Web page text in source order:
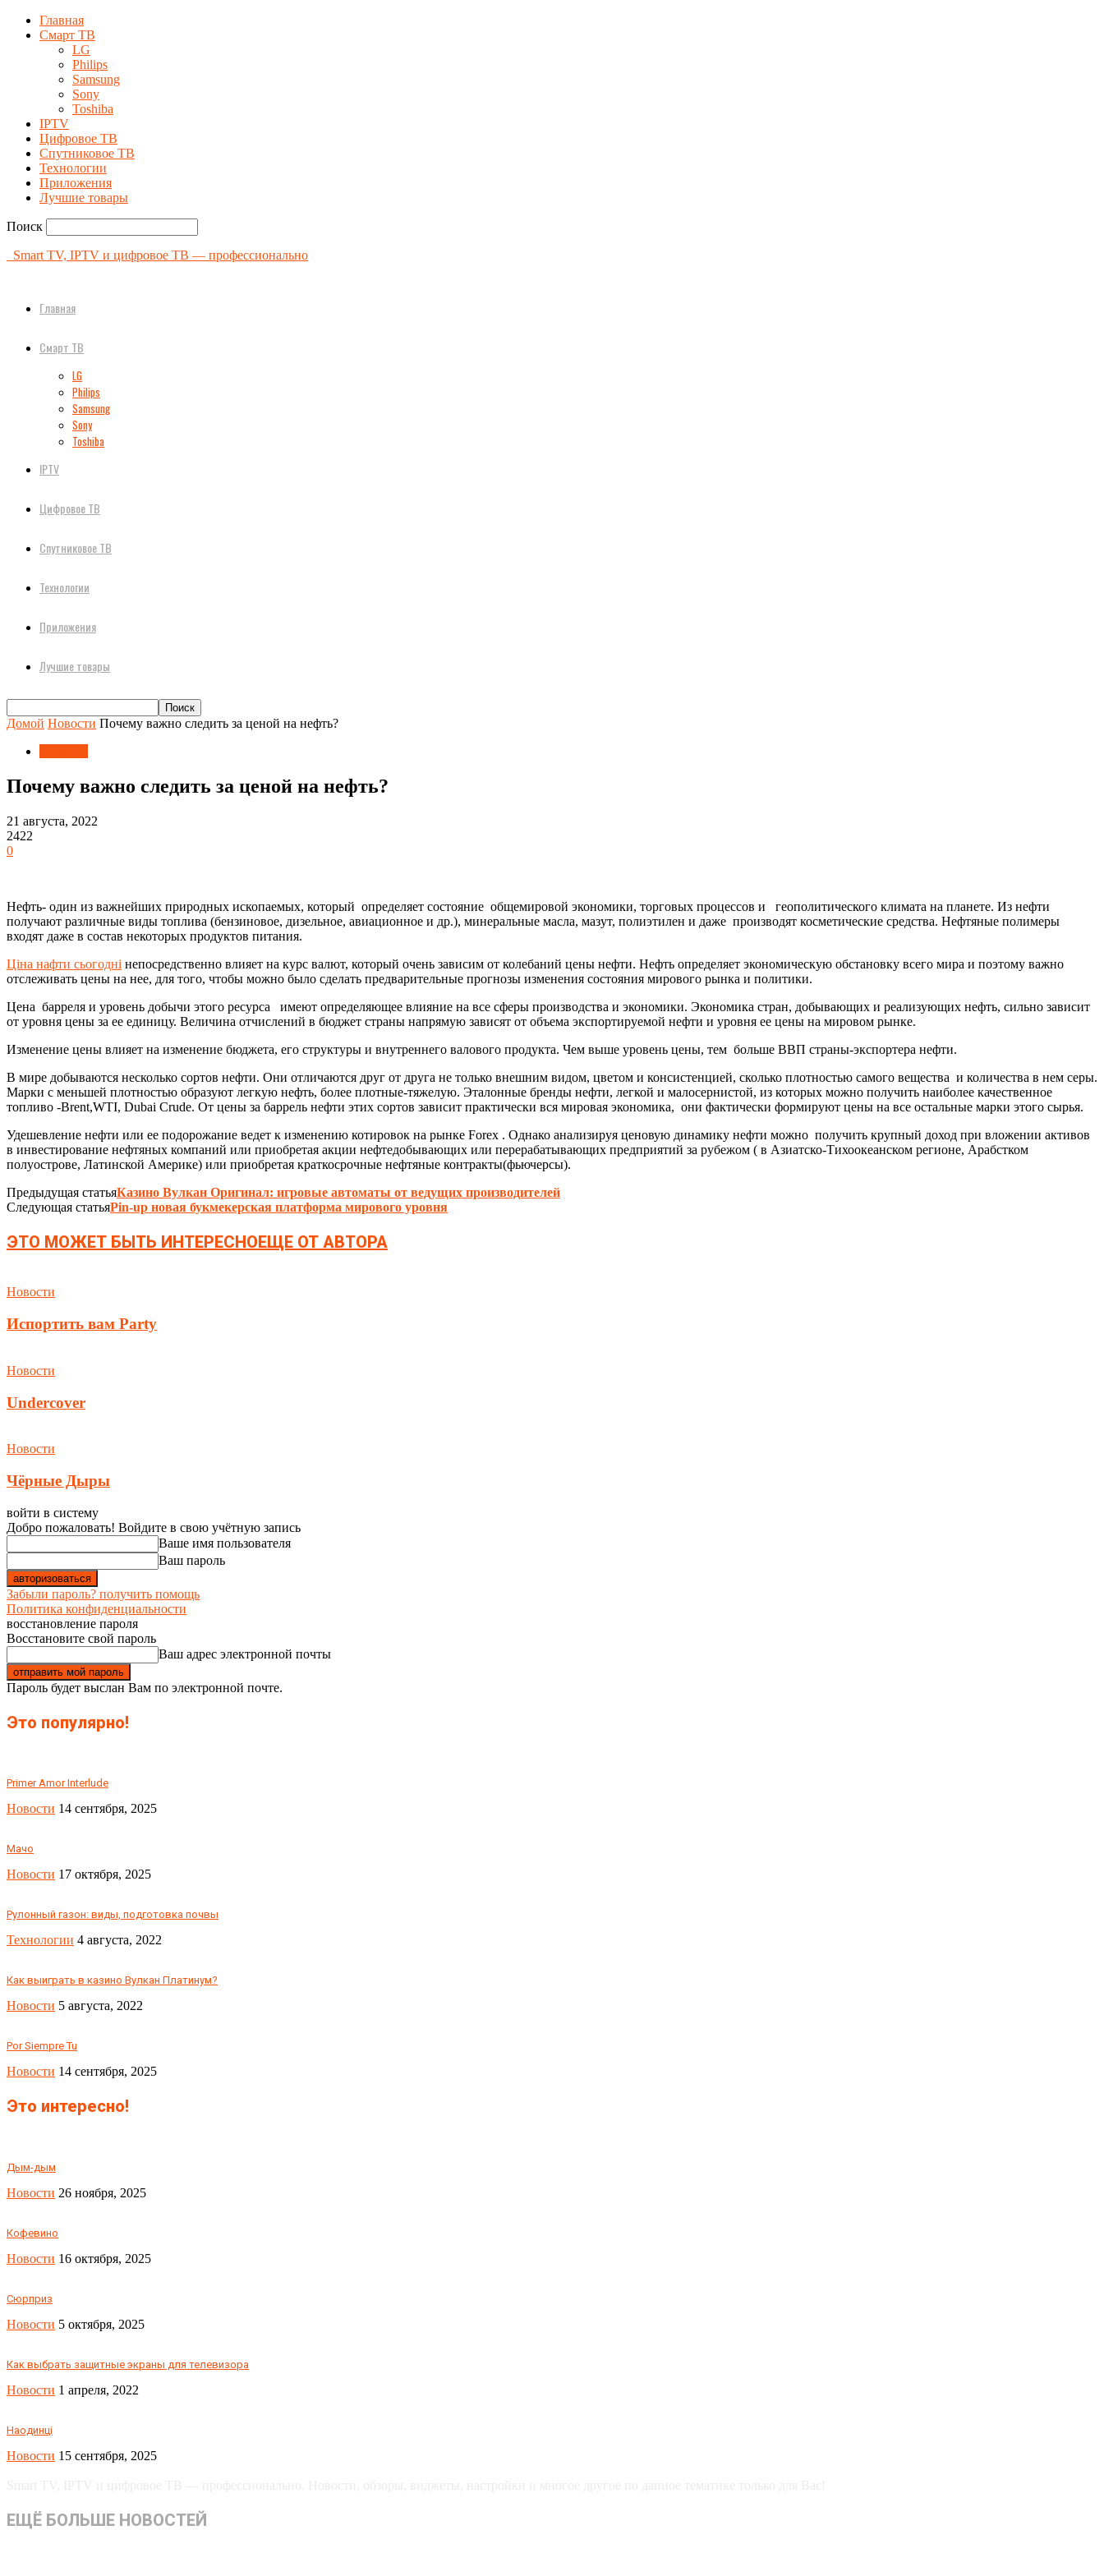
Главная
Смарт ТВ
LG
Philips
Samsung
Sony
Toshiba
IPTV
Цифровое ТВ
Спутниковое ТВ
Технологии
Приложения
Лучшие товары
Поиск
Smart TV, IPTV и цифровое ТВ — профессионально
Главная
Смарт ТВ
LG
Philips
Samsung
Sony
Toshiba
IPTV
Цифровое ТВ
Спутниковое ТВ
Технологии
Приложения
Лучшие товары
Домой Новости Почему важно следить за ценой на нефть?
Почему важно следить за ценой на нефть?
21 августа, 2022
2422
0
Нефть- один из важнейших природных ископаемых, который определяет состояние общемировой экономики, торговых процессов и геополитического климата на планете. Из нефти
получают различные виды топлива (бензиновое, дизельное, авиационное и др.), минеральные масла, мазут, полиэтилен и даже производят косметические средства. Нефтяные полимеры
входят даже в состав некоторых продуктов питания.
Ціна нафти сьогодні непосредственно влияет на курс валют, который очень зависим от колебаний цены нефти. Нефть определяет экономическую обстановку всего мира и поэтому важно
отслеживать цены на нее, для того, чтобы можно было сделать предварительные прогнозы изменения состояния мирового рынка и политики.
Цена барреля и уровень добычи этого ресурса имеют определяющее влияние на все сферы производства и экономики. Экономика стран, добывающих и реализующих нефть, сильно зависит
от уровня цены за ее единицу. Величина отчислений в бюджет страны напрямую зависят от объема экспортируемой нефти и уровня ее цены на мировом рынке.
Изменение цены влияет на изменение бюджета, его структуры и внутреннего валового продукта. Чем выше уровень цены, тем больше ВВП страны-экспортера нефти.
В мире добываются несколько сортов нефти. Они отличаются друг от друга не только внешним видом, цветом и консистенцией, сколько плотностью самого вещества и количества в нем серы.
Марки с меньшей плотностью образуют легкую нефть, более плотные-тяжелую. Эталонные бренды нефти, легкой и малосернистой, из которых можно получить наиболее качественное
топливо -Brent,WTI, Dubai Crude. От цены за баррель нефти этих сортов зависит практически вся мировая экономика, они фактически формируют цены на все остальные марки этого сырья.
Удешевление нефти или ее подорожание ведет к изменению котировок на рынке Forex . Однако анализируя ценовую динамику нефти можно получить крупный доход при вложении активов
в инвестирование нефтяных компаний или приобретая акции нефтедобывающих или перерабатывающих предприятий за рубежом ( в Азиатско-Тихоокеанском регионе, Арабстком
полуострове, Латинской Америке) или приобретая краткосрочные нефтяные контракты(фьючерсы).
Предыдущая статьяКазино Вулкан Оригинал: игровые автоматы от ведущих производителей
Следующая статьяPin-up новая букмекерская платформа мирового уровня
ЭТО МОЖЕТ БЫТЬ ИНТЕРЕСНОЕЩЕ ОТ АВТОРА
Новости
Испортить вам Party
Новости
Undercover
Новости
Чёрные Дыры
войти в систему
Добро пожаловать! Войдите в свою учётную запись
Ваше имя пользователя
Ваш пароль
Забыли пароль? получить помощь
Политика конфиденциальности
восстановление пароля
Восстановите свой пароль
Ваш адрес электронной почты
Пароль будет выслан Вам по электронной почте.
Это популярно!
Primer Amor Interlude
Новости 14 сентября, 2025
Мачо
Новости 17 октября, 2025
Рулонный газон: виды, подготовка почвы
Технологии 4 августа, 2022
Как выиграть в казино Вулкан Платинум?
Новости 5 августа, 2022
Por Siempre Tu
Новости 14 сентября, 2025
Это интересно!
Дым-дым
Новости 26 ноября, 2025
Кофевино
Новости 16 октября, 2025
Сюрприз
Новости 5 октября, 2025
Как выбрать защитные экраны для телевизора
Новости 1 апреля, 2022
Наодинці
Новости 15 сентября, 2025
ЕЩЁ БОЛЬШЕ НОВОСТЕЙ